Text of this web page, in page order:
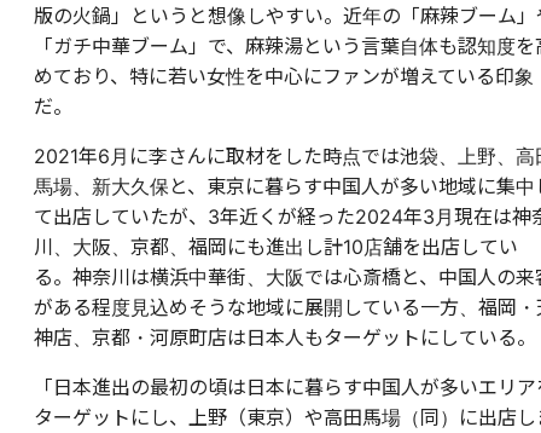
版の火鍋」というと想像しやすい。近年の「麻辣ブーム」
「ガチ中華ブーム」で、麻辣湯という言葉自体も認知度を
めており、特に若い女性を中心にファンが増えている印象
だ。
2021年6月に李さんに取材をした時点では池袋、上野、高
馬場、新大久保と、東京に暮らす中国人が多い地域に集中
て出店していたが、3年近くが経った2024年3月現在は神
川、大阪、京都、福岡にも進出し計10店舗を出店してい
る。神奈川は横浜中華街、大阪では心斎橋と、中国人の来
がある程度見込めそうな地域に展開している一方、福岡・
神店、京都・河原町店は日本人もターゲットにしている。
「日本進出の最初の頃は日本に暮らす中国人が多いエリア
ターゲットにし、上野（東京）や高田馬場（同）に出店し